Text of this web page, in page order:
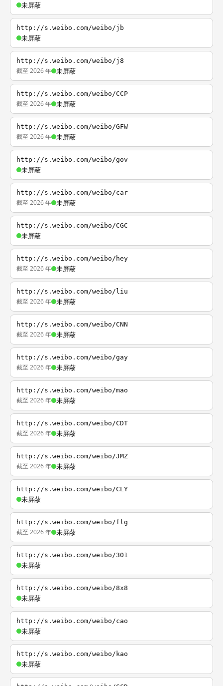
未屏蔽
http://s.weibo.com/weibo/jb
未屏蔽
http://s.weibo.com/weibo/j8
截至 2026 年 未屏蔽
http://s.weibo.com/weibo/CCP
截至 2026 年 未屏蔽
http://s.weibo.com/weibo/GFW
截至 2026 年 未屏蔽
http://s.weibo.com/weibo/gov
未屏蔽
http://s.weibo.com/weibo/car
截至 2026 年 未屏蔽
http://s.weibo.com/weibo/CGC
未屏蔽
http://s.weibo.com/weibo/hey
截至 2026 年 未屏蔽
http://s.weibo.com/weibo/liu
截至 2026 年 未屏蔽
http://s.weibo.com/weibo/CNN
截至 2026 年 未屏蔽
http://s.weibo.com/weibo/gay
截至 2026 年 未屏蔽
http://s.weibo.com/weibo/mao
截至 2026 年 未屏蔽
http://s.weibo.com/weibo/CDT
截至 2026 年 未屏蔽
http://s.weibo.com/weibo/JMZ
截至 2026 年 未屏蔽
http://s.weibo.com/weibo/CLY
未屏蔽
http://s.weibo.com/weibo/flg
截至 2026 年 未屏蔽
http://s.weibo.com/weibo/301
未屏蔽
http://s.weibo.com/weibo/8x8
未屏蔽
http://s.weibo.com/weibo/cao
未屏蔽
http://s.weibo.com/weibo/kao
未屏蔽